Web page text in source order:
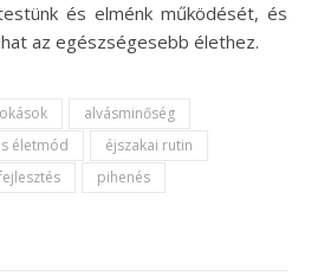
és elménk működését, és
az egészségesebb élethez.
alvásminőség
életmód
éjszakai rutin
pihenés